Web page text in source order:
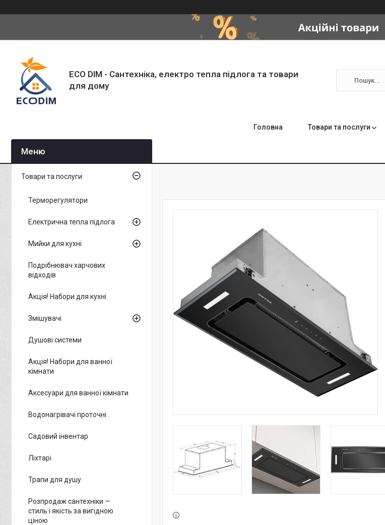
ECO DIM - Сантехніка, електро тепла підлога та товари
для дому
Головна Товари та послуги
Товари та послуги
Терморегулятори
Електрична тепла підлога
Мийки для кухні
Подрібнювач харчових
відходів
Акція! Набори для кухні
Змішувачі
Душові системи
Акція! Набори для ванної
кімнати
Аксесуари для ванної кімнати
Водонагрівачі проточні
Садовий інвентар
Ліхтарі
Трапи для душу
Розпродаж сантехніки —
стиль і якість за вигідною
ціною